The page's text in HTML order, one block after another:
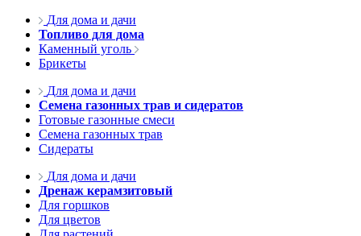
Для дома и дачи
Топливо для дома
Каменный уголь
Брикеты
Для дома и дачи
Семена газонных трав и сидератов
Готовые газонные смеси
Семена газонных трав
Сидераты
Для дома и дачи
Дренаж керамзитовый
Для горшков
Для цветов